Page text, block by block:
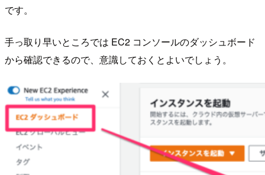
です。
手っ取り早いところでは EC2 コンソールのダッシュボード
から確認できるので、意識しておくとよいでしょう。